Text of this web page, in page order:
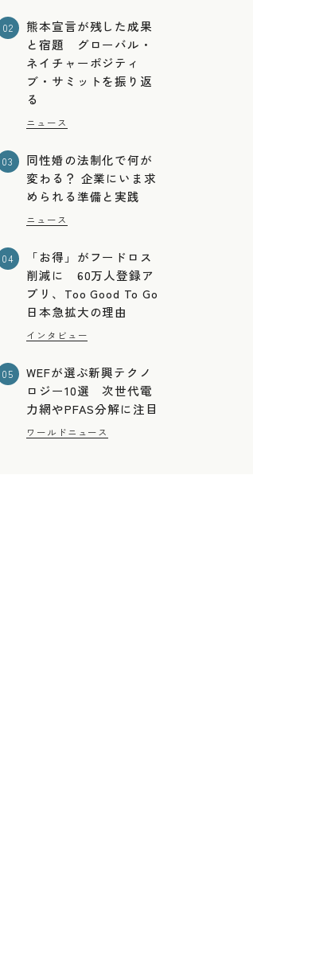
02
熊本宣言が残した成果
と宿題 グローバル・
ネイチャーポジティ
ブ・サミットを振り返
る
ニュース
03
同性婚の法制化で何が
変わる？ 企業にいま求
められる準備と実践
ニュース
04
「お得」がフードロス
削減に 60万人登録ア
プリ、Too Good To Go
日本急拡大の理由
インタビュー
05
WEFが選ぶ新興テクノ
ロジー10選 次世代電
力網やPFAS分解に注目
ワールドニュース